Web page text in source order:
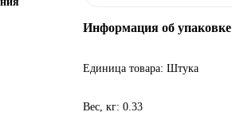
Информация об упаковке
Единица товара: Штука
Вес, кг: 0.33